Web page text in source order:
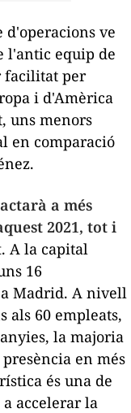
d'operacions ve
l'antic equip de
facilitat per
i d'Amèrica
uns menors
en comparació
a més
2021, tot i
. A la capital
16
Madrid. A nivell
als 60 empleats,
la majoria
en més
és una de
accelerar la